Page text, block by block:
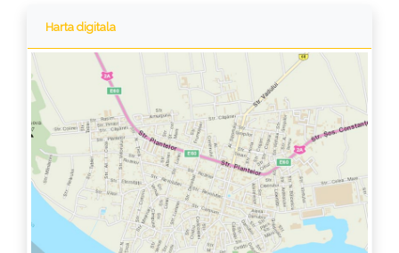
Harta digitala